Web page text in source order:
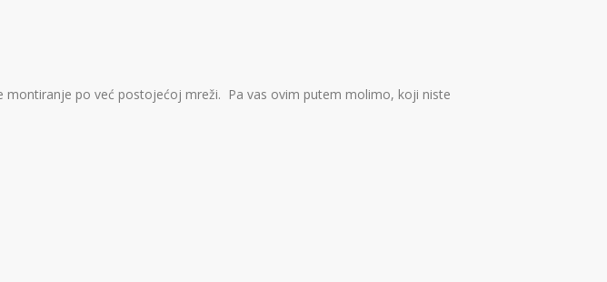
montiranje po već postojećoj mreži. Pa vas ovim putem molimo, koji niste